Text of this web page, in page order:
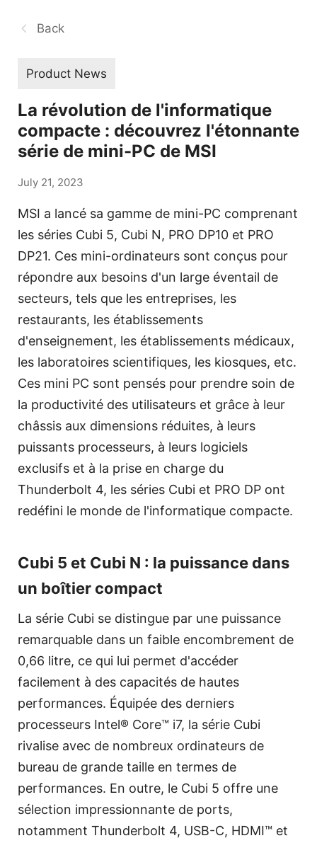
Back
Product News
La révolution de l'informatique
compacte : découvrez l'étonnante
série de mini-PC de MSI
July 21, 2023
MSI a lancé sa gamme de mini-PC comprenant
les séries Cubi 5, Cubi N, PRO DP10 et PRO
DP21. Ces mini-ordinateurs sont conçus pour
répondre aux besoins d'un large éventail de
secteurs, tels que les entreprises, les
restaurants, les établissements
d'enseignement, les établissements médicaux,
les laboratoires scientifiques, les kiosques, etc.
Ces mini PC sont pensés pour prendre soin de
la productivité des utilisateurs et grâce à leur
châssis aux dimensions réduites, à leurs
puissants processeurs, à leurs logiciels
exclusifs et à la prise en charge du
Thunderbolt 4, les séries Cubi et PRO DP ont
redéfini le monde de l'informatique compacte.
Cubi 5 et Cubi N : la puissance dans
un boîtier compact
La série Cubi se distingue par une puissance
remarquable dans un faible encombrement de
0,66 litre, ce qui lui permet d'accéder
facilement à des capacités de hautes
performances. Équipée des derniers
processeurs Intel® Core™ i7, la série Cubi
rivalise avec de nombreux ordinateurs de
bureau de grande taille en termes de
performances. En outre, le Cubi 5 offre une
sélection impressionnante de ports,
notamment Thunderbolt 4, USB-C, HDMI™ et